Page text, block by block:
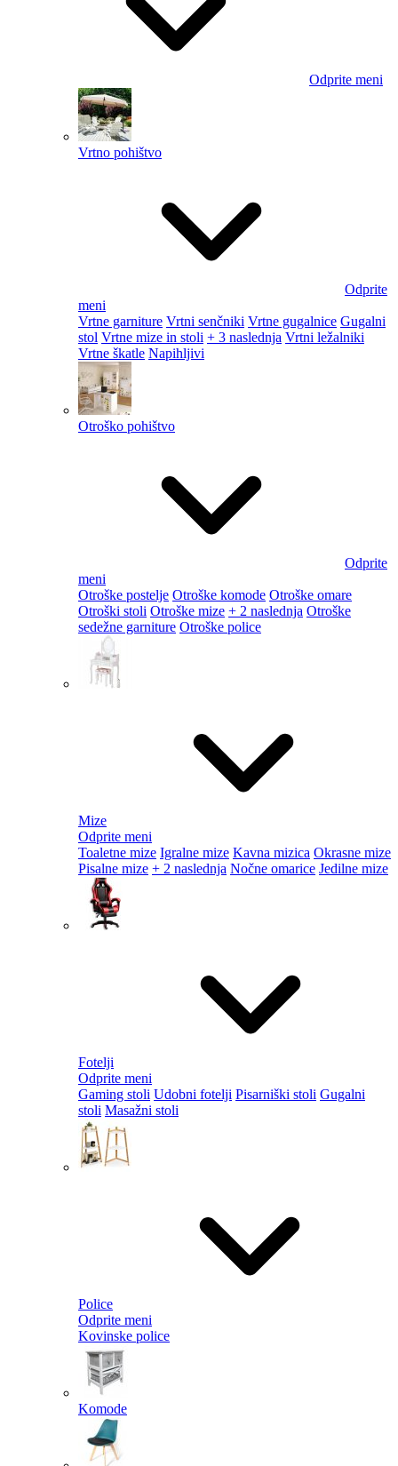
Odprite meni
Vrtno pohištvo
Odprite
meni
Vrtne garniture Vrtni senčniki Vrtne gugalnice Gugalni
stol Vrtne mize in stoli + 3 naslednja Vrtni ležalniki
Vrtne škatle Napihljivi
Otroško pohištvo
Odprite
meni
Otroške postelje Otroške komode Otroške omare
Otroški stoli Otroške mize + 2 naslednja Otroške
sedežne garniture Otroške police
Mize
Odprite meni
Toaletne mize Igralne mize Kavna mizica Okrasne mize
Pisalne mize + 2 naslednja Nočne omarice Jedilne mize
Fotelji
Odprite meni
Gaming stoli Udobni fotelji Pisarniški stoli Gugalni
stoli Masažni stoli
Police
Odprite meni
Kovinske police
Komode